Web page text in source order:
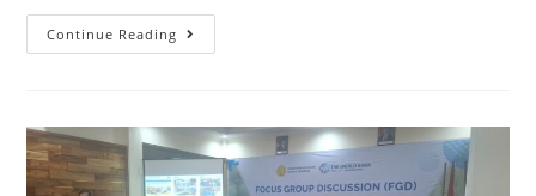
Continue Reading